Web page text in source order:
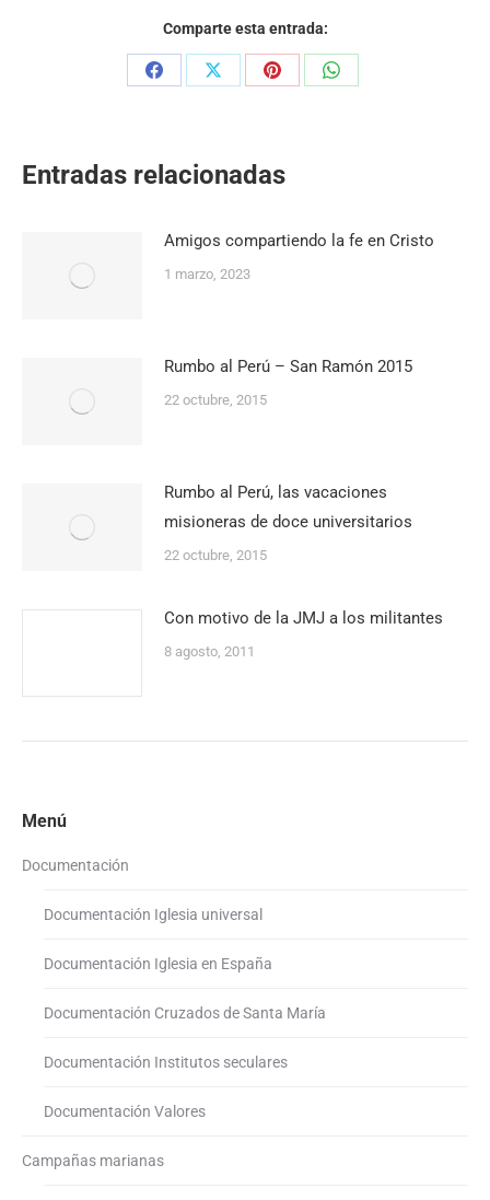
Comparte esta entrada:
Share
Share
Share
Share
Entradas relacionadas
Amigos compartiendo la fe en Cristo
1 marzo, 2023
Rumbo al Perú – San Ramón 2015
22 octubre, 2015
Rumbo al Perú, las vacaciones
misioneras de doce universitarios
22 octubre, 2015
Con motivo de la JMJ a los militantes
8 agosto, 2011
Menú
Documentación
Documentación Iglesia universal
Documentación Iglesia en España
Documentación Cruzados de Santa María
Documentación Institutos seculares
Documentación Valores
Campañas marianas